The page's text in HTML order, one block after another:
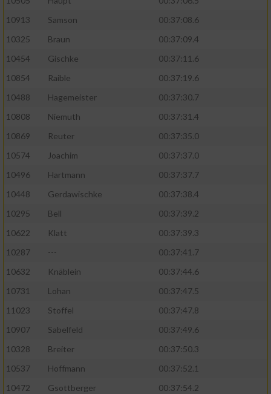
10913
Samson
00:37:08.6
10325
Braun
00:37:09.4
10454
Gischke
00:37:11.6
10854
Raible
00:37:19.6
10488
Hagemeister
00:37:30.7
10808
Niemuth
00:37:31.4
10869
Reuter
00:37:35.0
10574
Joachim
00:37:37.0
10496
Hartmann
00:37:37.7
10448
Gerdawischke
00:37:38.4
10295
Bell
00:37:39.2
10622
Klatt
00:37:39.3
10287
---
00:37:41.7
10632
Knäblein
00:37:44.6
10731
Lohan
00:37:47.5
11023
Stoffel
00:37:47.8
10907
Sabelfeld
00:37:49.6
10328
Breiter
00:37:50.3
10537
Hoffmann
00:37:52.1
10472
Gsottberger 00:37:54.2